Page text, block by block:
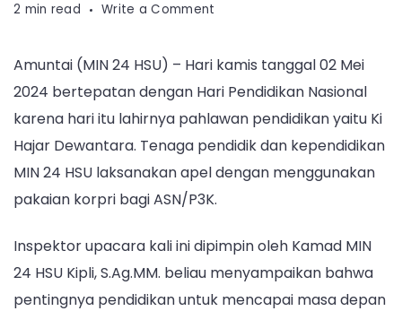
2 min read
Write a Comment
Pendidikan
Nasional,
Kamad
MIN
HSU
Ingatkan
Pendidikan
Amuntai (MIN 24 HSU) – Hari kamis tanggal 02 Mei
2024 bertepatan dengan Hari Pendidikan Nasional
karena hari itu lahirnya pahlawan pendidikan yaitu Ki
Hajar Dewantara. Tenaga pendidik dan kependidikan
MIN 24 HSU laksanakan apel dengan menggunakan
pakaian korpri bagi ASN/P3K.
Inspektor upacara kali ini dipimpin oleh Kamad MIN
24 HSU Kipli, S.Ag.MM. beliau menyampaikan bahwa
pentingnya pendidikan untuk mencapai masa depan